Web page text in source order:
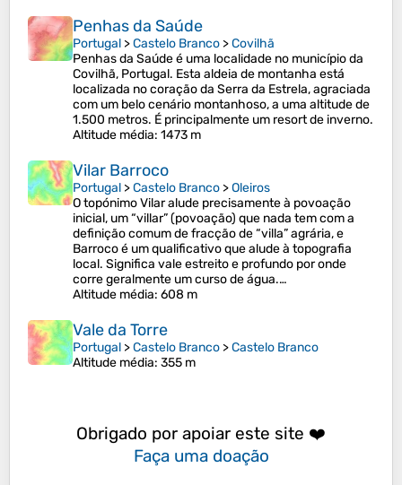
Penhas da Saúde
Portugal >Castelo Branco >Covilhã
Penhas da Saúde é uma localidade no município da
Covilhã, Portugal. Esta aldeia de montanha está
localizada no coração da Serra da Estrela, agraciada
com um belo cenário montanhoso, a uma altitude de
1.500 metros. É principalmente um resort de inverno.
Altitude média: 1473 m
Vilar Barroco
Portugal >Castelo Branco >Oleiros
O topónimo Vilar alude precisamente à povoação
inicial, um “villar” (povoação) que nada tem com a
definição comum de fracção de “villa” agrária, e
Barroco é um qualificativo que alude à topografia
local. Significa vale estreito e profundo por onde
corre geralmente um curso de água.…
Altitude média: 608 m
Vale da Torre
Portugal >Castelo Branco >Castelo Branco
Altitude média: 355 m
Obrigado por apoiar este site ❤️
Faça uma doação